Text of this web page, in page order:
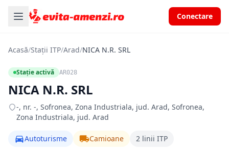
Conectare
Acasă/Stații ITP/Arad/NICA N.R. SRL
Stație activă AR028
NICA N.R. SRL
-, nr. -, Sofronea, Zona Industriala, jud. Arad, Sofronea,
Zona Industriala, jud. Arad
Autoturisme Camioane 2 linii ITP